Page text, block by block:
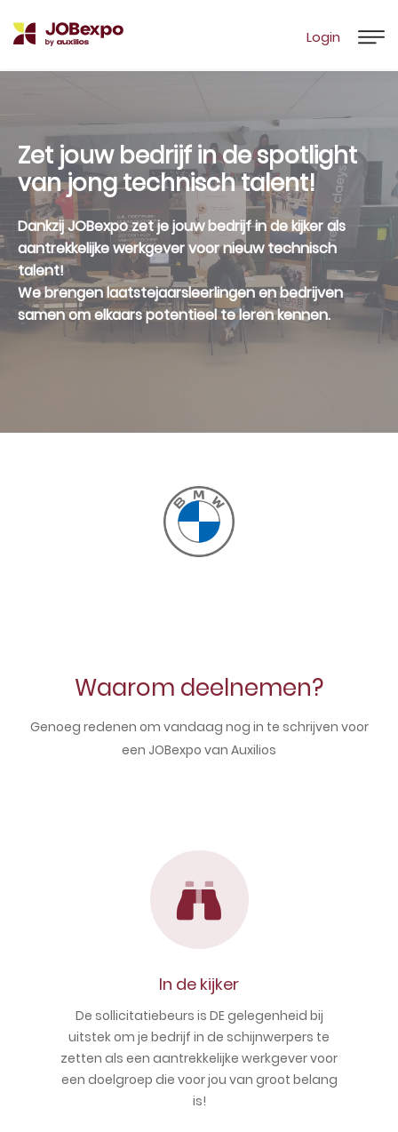
Login
Zet jouw bedrijf in de spotlight
vanjong technisch talent!
Dankzij JOBexpo zet je jouw bedrijf in de kijker als
aantrekkelijke werkgever voor nieuw technisch
talent!
We brengen laatstejaarsleerlingen en bedrijven
samen om elkaars potentieel te leren kennen.
Waarom deelnemen?
Genoeg redenen om vandaag nog in te schrijven voor
een JOBexpo van Auxilios
In de kijker
De sollicitatiebeurs is DE gelegenheid bij
uitstek om je bedrijf in de schijnwerpers te
zetten als een aantrekkelijke werkgever voor
een doelgroep die voor jou van groot belang
is!